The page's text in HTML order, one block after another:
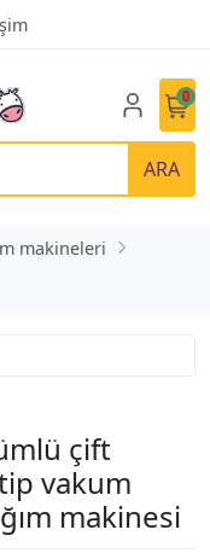
ARA
0
makineleri
çift
vakum
makinesi